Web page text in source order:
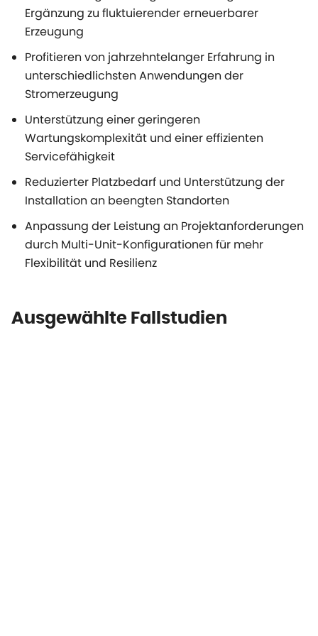
Ergänzung zu fluktuierender erneuerbarer
Erzeugung
Profitieren von jahrzehntelanger Erfahrung in
unterschiedlichsten Anwendungen der
Stromerzeugung
Unterstützung einer geringeren
Wartungskomplexität und einer effizienten
Servicefähigkeit
Reduzierter Platzbedarf und Unterstützung der
Installation an beengten Standorten
Anpassung der Leistung an Projektanforderungen
durch Multi-Unit-Konfigurationen für mehr
Flexibilität und Resilienz
Ausgewählte Fallstudien